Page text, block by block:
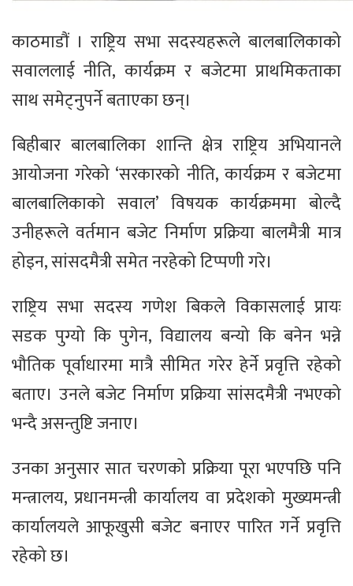
काठमाडौं । राष्ट्रिय सभा सदस्यहरूले बालबालिकाको
सवाललाई नीति, कार्यक्रम र बजेटमा प्राथमिकताका
साथ समेट्नुपर्ने बताएका छन्।
बिहीबार बालबालिका शान्ति क्षेत्र राष्ट्रिय अभियानले
आयोजना गरेको ‘सरकारको नीति, कार्यक्रम र बजेटमा
बालबालिकाको सवाल’ विषयक कार्यक्रममा बोल्दै
उनीहरूले वर्तमान बजेट निर्माण प्रक्रिया बालमैत्री मात्र
होइन, सांसदमैत्री समेत नरहेको टिप्पणी गरे।
राष्ट्रिय सभा सदस्य गणेश बिकले विकासलाई प्रायः
सडक पुग्यो कि पुगेन, विद्यालय बन्यो कि बनेन भन्ने
भौतिक पूर्वाधारमा मात्रै सीमित गरेर हेर्ने प्रवृत्ति रहेको
बताए। उनले बजेट निर्माण प्रक्रिया सांसदमैत्री नभएको
भन्दै असन्तुष्टि जनाए।
उनका अनुसार सात चरणको प्रक्रिया पूरा भएपछि पनि
मन्त्रालय, प्रधानमन्त्री कार्यालय वा प्रदेशको मुख्यमन्त्री
कार्यालयले आफूखुसी बजेट बनाएर पारित गर्ने प्रवृत्ति
रहेको छ।